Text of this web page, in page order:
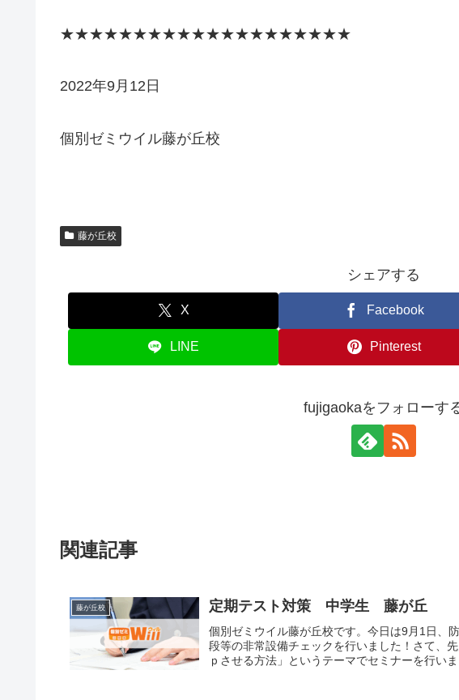
★★★★★★★★★★★★★★★★★★★★
2022年9月12日
個別ゼミウイル藤が丘校
藤が丘校
シェアする
X Facebook
LINE Pinterest
fujigaokaをフォローす
関連記事
藤が丘校 定期テスト対策 中学生 藤が丘
個別ゼミウイル藤が丘校です。今日は9月1日、
段等の非常設備チェックを行いました！さて、
ｐさせる方法」というテーマでセミナーを行い